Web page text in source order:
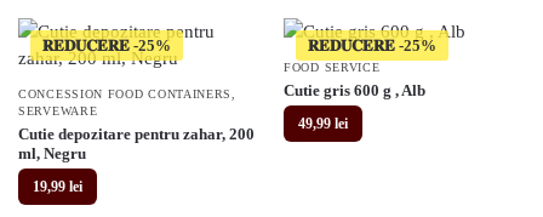
𝐑𝐄𝐃𝐔𝐂𝐄𝐑𝐄
CONCESSION FOOD CONTAINERS
SERVEWARE
Cutie depozitare pentru zahar, 200
ml, Negru
19,99 lei
𝐑𝐄𝐃𝐔𝐂𝐄𝐑𝐄
FOOD SERVICE
Cutie gris 600 g , Alb
49,99 lei